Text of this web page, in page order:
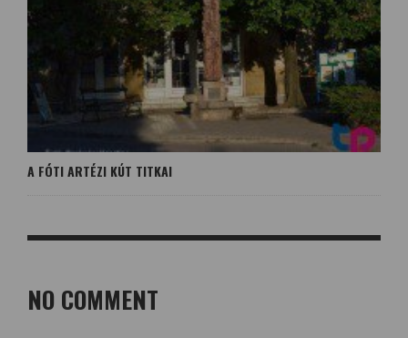
A FÓTI ARTÉZI KÚT TITKAI
NO COMMENT